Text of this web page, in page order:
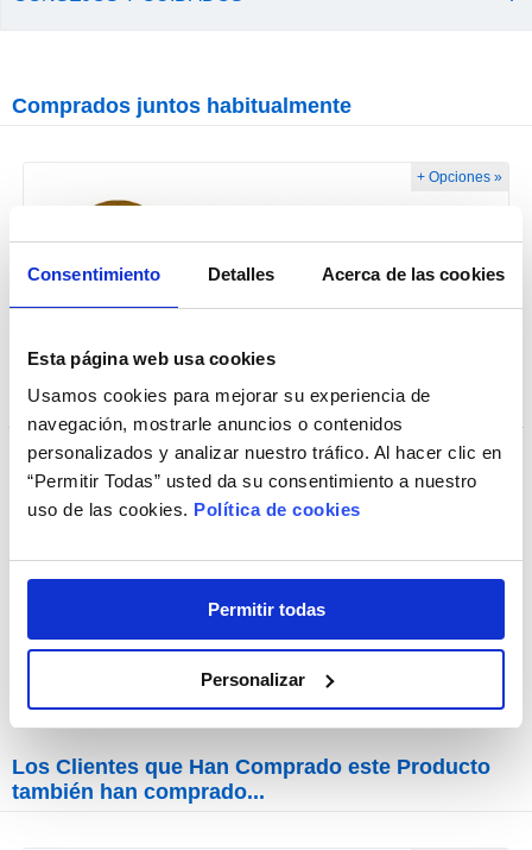
Consentimiento Detalles Acerca de las cookies
Esta página web usa cookies
Usamos cookies para mejorar su experiencia de
navegación, mostrarle anuncios o contenidos
personalizados y analizar nuestro tráfico. Al hacer clic en
“Permitir Todas” usted da su consentimiento a nuestro
uso de las cookies. Política de cookies
Permitir todas
Personalizar
Comprados juntos habitualmente
BioNatural
19,95€
+ Opciones »
Los Clientes que Han Comprado este Producto
también han comprado...